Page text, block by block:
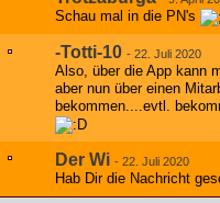
Schau mal in die PN's
-Totti-10 - 22. Juli 2020
Also, über die App kann
aber nun über einen
bekommen....evtl.
Der Wi - 22. Juli 2020
Hab Dir die Nachricht